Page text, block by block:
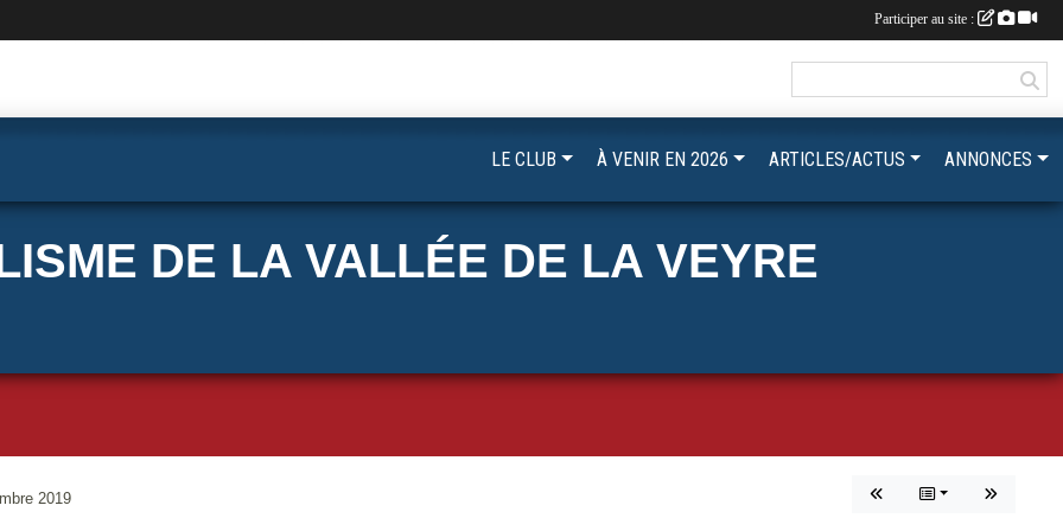
DE LA VALLÉE DE LA VEYRE
2019
LE CLUB À VENIR EN 2026 ARTICLES/ACTUS ANNONCES
Participer au site :